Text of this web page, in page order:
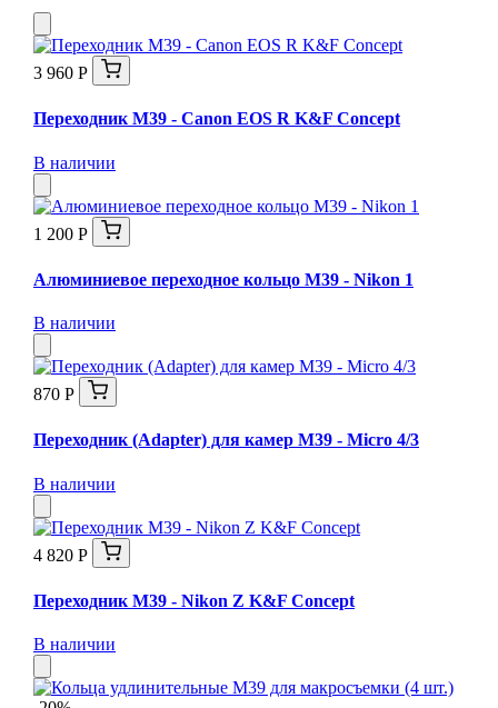
3 960 Р
Переходник M39 - Canon EOS R K&F Concept
В наличии
1 200 Р
Алюминиевое переходное кольцо M39 - Nikon 1
В наличии
870 Р
Переходник (Adapter) для камер M39 - Micro 4/3
В наличии
4 820 Р
Переходник M39 - Nikon Z K&F Concept
В наличии